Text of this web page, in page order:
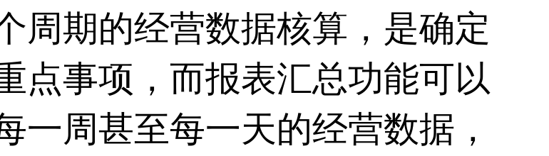
周期的经营数据核算，是确定
点事项，而报表汇总功能可以
一周甚至每一天的经营数据，